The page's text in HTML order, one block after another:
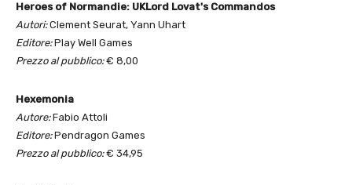
Heroes of Normandie: UKLord Lovat's Commandos
Autori:Clement Seurat, Yann Uhart
Editore:Play Well Games
Prezzo al pubblico:€ 8,00
Hexemonia
Autore:Fabio Attoli
Editore:Pendragon Games
Prezzo al pubblico:€ 34,95